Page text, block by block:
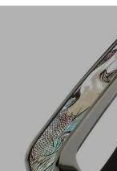
ベース
ドラム